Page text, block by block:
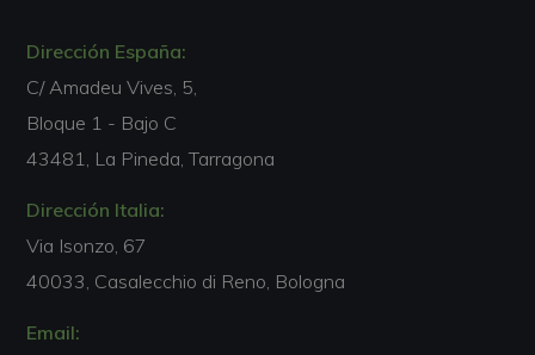
Dirección España:
C/ Amadeu Vives, 5,
Bloque 1 - Bajo C
43481, La Pineda, Tarragona
Dirección Italia:
Via Isonzo, 67
40033, Casalecchio di Reno, Bologna
Email: